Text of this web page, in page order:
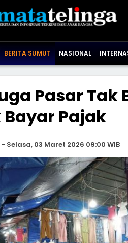
BERITA SUMUT NASIONAL
Pasar Tak
Bayar Pajak
- Selasa, 03 Maret 2026 09:00 WIB